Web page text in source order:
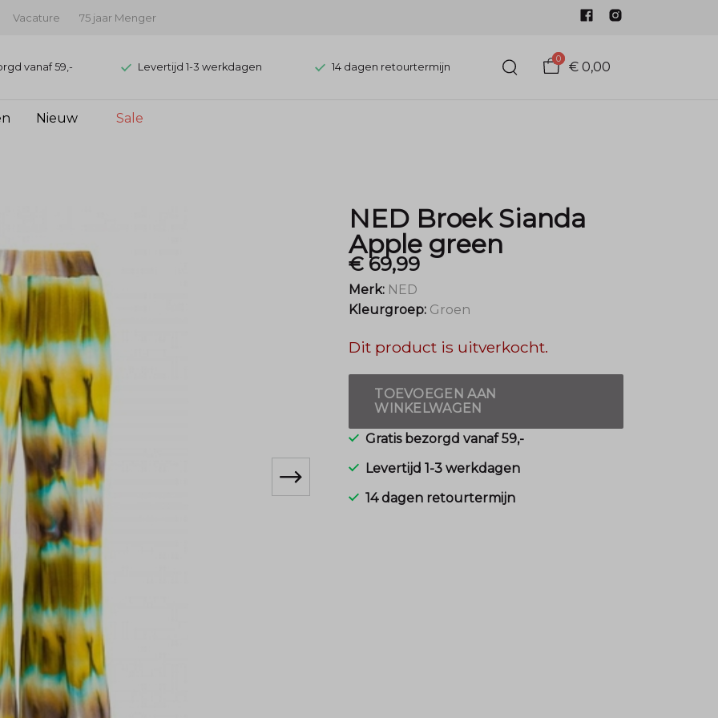
Vacature 75 jaar Menger
vanaf 59,- Levertijd 1-3 werkdagen 14 dagen retourtermijn
0
€ 0,00
Nieuw Sale
NED Broek Sianda
Apple green
€ 69,99
Merk: NED
Kleurgroep: Groen
Dit product is uitverkocht.
TOEVOEGEN AAN
WINKELWAGEN
Gratis bezorgd vanaf 59,-
Levertijd 1-3 werkdagen
14 dagen retourtermijn